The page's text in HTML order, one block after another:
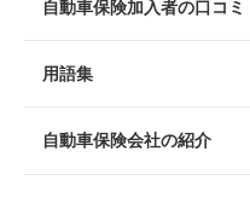
自動車保険加入者の口コミ
用語集
自動車保険会社の紹介